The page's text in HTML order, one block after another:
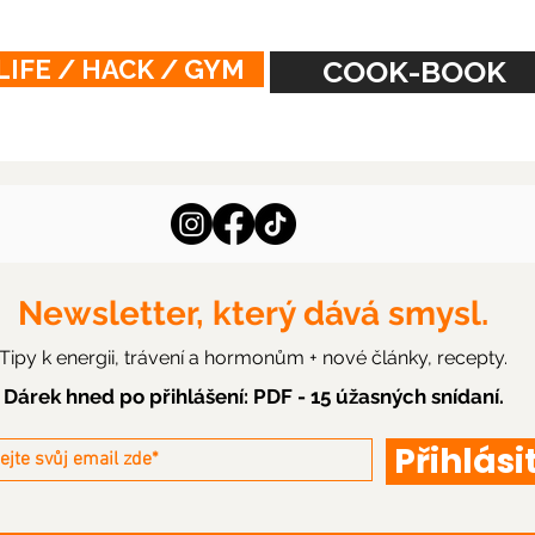
/ HACK / GYM COOK-BOOK
Newsletter, který dává smysl.
Tipy k energii, trávení a hormonům + nové články, recepty.
Dárek hned po přihlášení: PDF - 15 úžasných snídaní.